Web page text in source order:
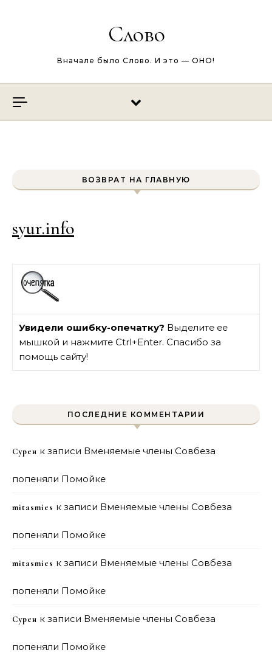
Слово
Вначале было Слово. И это — ОНО!
ВОЗВРАТ НА ГЛАВНУЮ
syur.info
Увидели ошибку-опечатку? Выделите ее
мышкой и нажмите Ctrl+Enter. Спасибо за
помощь сайту!
ПОСЛЕДНИЕ КОММЕНТАРИИ
Сурен к записи Вменяемые члены Совбеза
попеняли Помойке
mitasmies к записи Вменяемые члены Совбеза
попеняли Помойке
mitasmies к записи Вменяемые члены Совбеза
попеняли Помойке
Сурен к записи Вменяемые члены Совбеза
попеняли Помойке